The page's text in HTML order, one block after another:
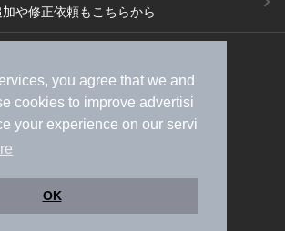
you agree that we and
cookies to improve advertisi
your experience on our servi
OK
や修正依頼もこちらから
集（資料請求）
広告出稿のご案内
ライフスタイルMEMBERS+規約
法に基づく表記
ヘルプ
採用情報
会社